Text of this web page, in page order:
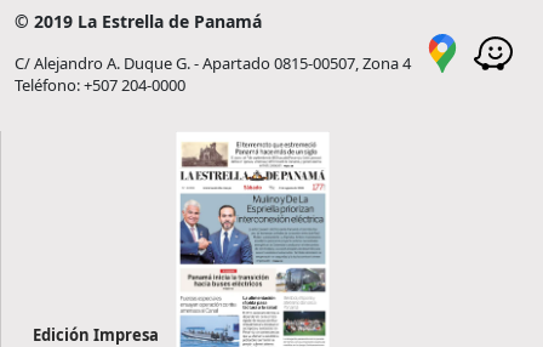
© 2019 La Estrella de Panamá
C/ Alejandro A. Duque G. - Apartado 0815-00507, Zona 4
Teléfono: +507 204-0000
Edición Impresa